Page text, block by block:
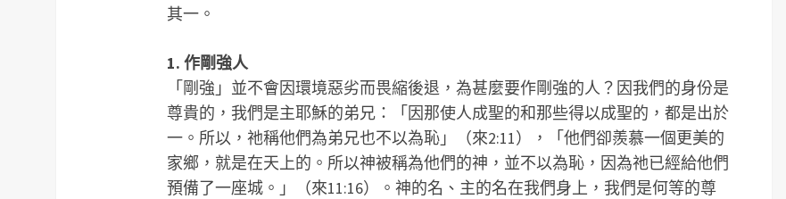
其一。
1. 作剛強人
「剛強」並不會因環境惡劣而畏縮後退，為甚麼要作剛強的人？因我們的身份是
尊貴的，我們是主耶穌的弟兄：「因那使人成聖的和那些得以成聖的，都是出於
一。所以，祂稱他們為弟兄也不以為恥」（來2:11），「他們卻羨慕一個更美的
家鄉，就是在天上的。所以神被稱為他們的神，並不以為恥，因為祂已經給他們
預備了一座城。」（來11:16）。神的名、主的名在我們身上，我們是何等的尊